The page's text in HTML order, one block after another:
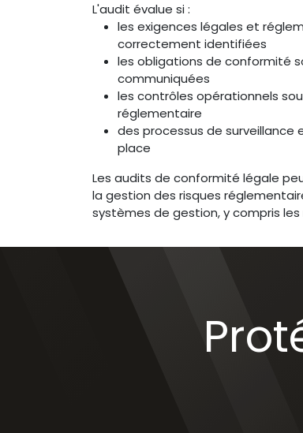
L'audit évalue si :
les exigences légales et
correctement identifiées
les obligations de conformité
communiquées
les contrôles opérationnels
réglementaire
des processus de
place
Les audits de conformité légale
la gestion des risques
systèmes de gestion, y compris les